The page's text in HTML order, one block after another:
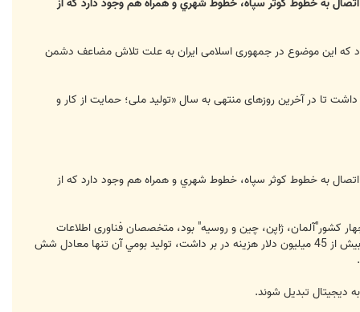
به خطوط كوثر سپاه، خطوط شهري و همراه هم وجود دارد كه از
که این موضوع در جمهوری اسلامی ایران به علت تلاش مضاعف دشمن
تا در آخرین روزهای منتهی به سال «تولید ملی؛ حمایت از کار و
به خطوط كوثر سپاه، خطوط شهري و همراه هم وجود دارد كه از
كشور"آلمان، ژاپن، چين و روسيه" بود، متخصصان فناوری اطلاعات
سپاه توانستند ایران را به عنوان پنجمين كشور صاحب اين فناوري معرفی کنند و در حالی که خريد اين سامانه از خارج مبلغي بيش از 45 ميليون دلار هزينه در بر داشت، توليد بومي آن تنها معادل شش
ديجيتال تبديل شوند.